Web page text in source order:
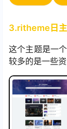
3.ritheme日
这个主题是一
较多的是一些资